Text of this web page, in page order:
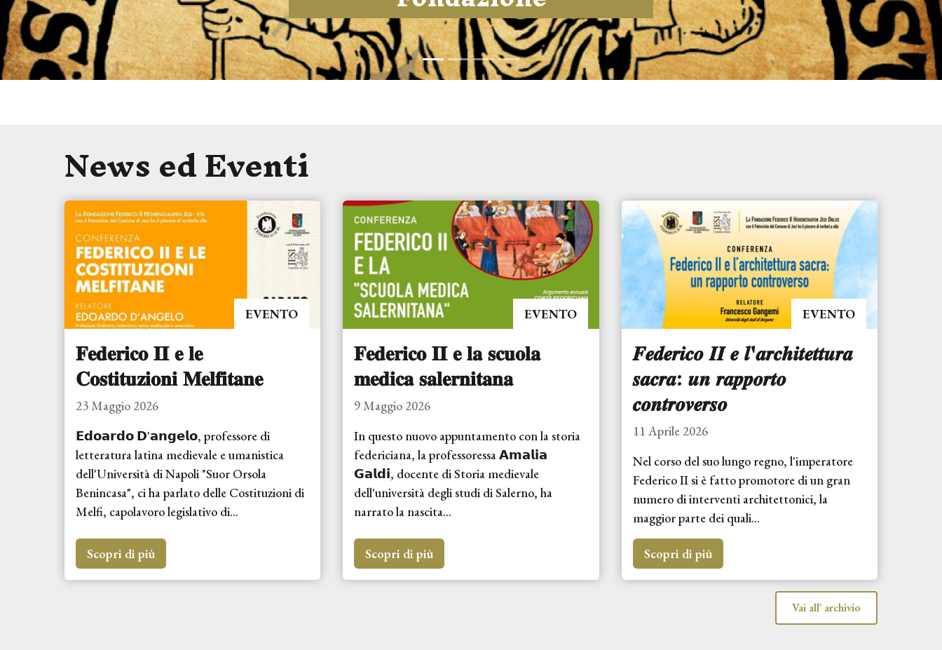
News ed Eventi
EVENTO
𝐅𝐞𝐝𝐞𝐫𝐢𝐜𝐨 𝐈𝐈 𝐞 𝐥𝐞
𝐂𝐨𝐬𝐭𝐢𝐭𝐮𝐳𝐢𝐨𝐧𝐢 𝐌𝐞𝐥𝐟𝐢𝐭𝐚𝐧𝐞
23 Maggio 2026
𝗘𝗱𝗼𝗮𝗿𝗱𝗼 𝗗'𝗮𝗻𝗴𝗲𝗹𝗼, professore di
letteratura latina medievale e umanistica
dell'Università di Napoli "Suor Orsola
Benincasa", ci ha parlato delle Costituzioni di
Melfi, capolavoro legislativo di...
Scopri di più
EVENTO
𝐅𝐞𝐝𝐞𝐫𝐢𝐜𝐨 𝐈𝐈 𝐞 𝐥𝐚 𝐬𝐜𝐮𝐨𝐥𝐚
𝐦𝐞𝐝𝐢𝐜𝐚 𝐬𝐚𝐥𝐞𝐫𝐧𝐢𝐭𝐚𝐧𝐚
9 Maggio 2026
In questo nuovo appuntamento con la storia
federiciana, la professoressa 𝗔𝗺𝗮𝗹𝗶𝗮
𝗚𝗮𝗹𝗱𝗶, docente di Storia medievale
dell'università degli studi di Salerno, ha
narrato la nascita...
Scopri di più
EVENTO
𝑭𝒆𝒅𝒆𝒓𝒊𝒄𝒐 𝑰𝑰 𝒆 𝒍'𝒂𝒓𝒄𝒉𝒊𝒕𝒆𝒕𝒕𝒖𝒓𝒂
𝒔𝒂𝒄𝒓𝒂: 𝒖𝒏 𝒓𝒂𝒑𝒑𝒐𝒓𝒕𝒐
𝒄𝒐𝒏𝒕𝒓𝒐𝒗𝒆𝒓𝒔𝒐
11 Aprile 2026
Nel corso del suo lungo regno, l'imperatore
Federico II si è fatto promotore di un gran
numero di interventi architettonici, la
maggior parte dei quali...
Scopri di più
Vai all' archivio